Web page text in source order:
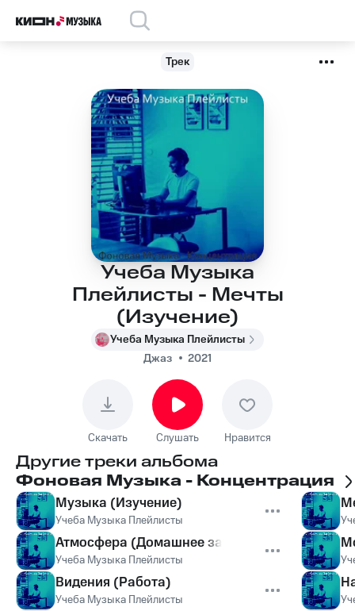
Трек
Учеба Музыка
Плейлисты - Мечты
(Изучение)
Учеба Музыка Плейлисты
Джаз
2021
Скачать Слушать Нравится
Другие треки альбома
Фоновая Музыка - Концентрация
Музыка (Изучение)
Учеба Музыка Плейлисты
Атмосфера (Домашнее задание)
Учеба Музыка Плейлисты
Видения (Работа)
Учеба Музыка Плейлисты